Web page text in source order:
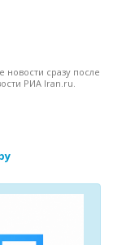
сразу после
РИА Iran.ru.